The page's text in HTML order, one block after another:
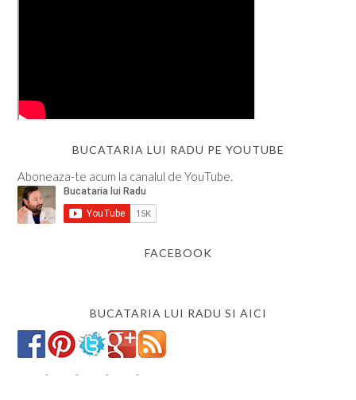
BUCATARIA LUI RADU PE YOUTUBE
Aboneaza-te acum la canalul de YouTube.
FACEBOOK
BUCATARIA LUI RADU SI AICI